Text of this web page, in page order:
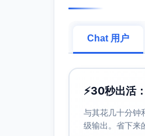
结尾呼吁
• 联系人：
• 电话：
整体要求
Chat 用户
⚡30秒出活
与其花几十分钟
级输出。省下来